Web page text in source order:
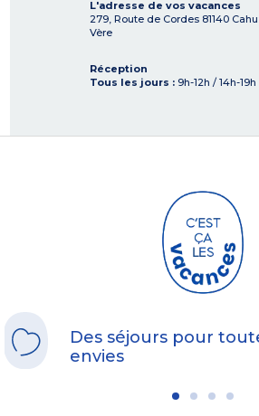
L'adresse de vos vacances
279, Route de Cordes 81140
Vère
Réception
Tous les jours : 9h-12h / 14h-19h
Des séjours pour
envies